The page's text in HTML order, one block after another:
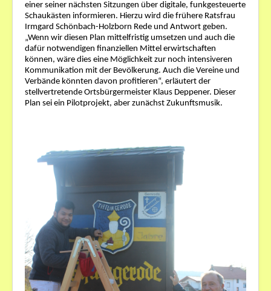
einer seiner nächsten Sitzungen über digitale, funkgesteuerte
Schaukästen informieren. Hierzu wird die frühere Ratsfrau
Irmgard Schönbach-Holzborn Rede und Antwort geben.
„Wenn wir diesen Plan mittelfristig umsetzen und auch die
dafür notwendigen finanziellen Mittel erwirtschaften
können, wäre dies eine Möglichkeit zur noch intensiveren
Kommunikation mit der Bevölkerung. Auch die Vereine und
Verbände könnten davon profitieren“, erläutert der
stellvertretende Ortsbürgermeister Klaus Deppener. Dieser
Plan sei ein Pilotprojekt, aber zunächst Zukunftsmusik.